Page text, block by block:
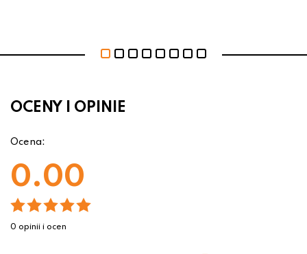
OCENY I OPINIE
Ocena:
0.00
0 opinii i ocen